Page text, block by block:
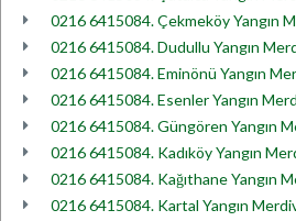
0216 6415084. Çekmeköy Yangın
0216 6415084. Dudullu Yangın
0216 6415084. Eminönü Yangın
0216 6415084. Esenler Yangın
0216 6415084. Güngören Yangın
0216 6415084. Kadıköy Yangın
0216 6415084. Kağıthane Yangın
0216 6415084. Kartal Yangın